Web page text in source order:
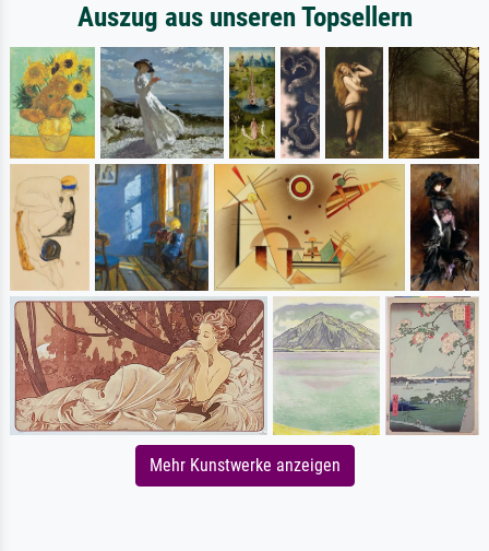
Auszug aus unseren Topsellern
Mehr Kunstwerke anzeigen